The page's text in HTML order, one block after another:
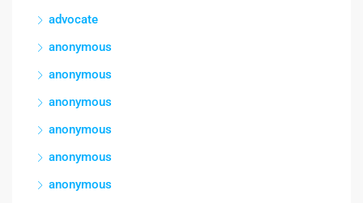
advocate
anonymous
anonymous
anonymous
anonymous
anonymous
anonymous